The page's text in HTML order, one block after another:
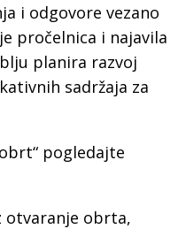
i odgovore vezano
pročelnica i najavila
planira razvoj
sadržaja za
pogledajte
otvaranje obrta,